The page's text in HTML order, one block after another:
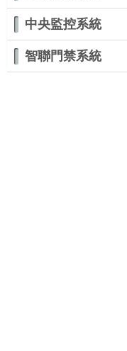
中央監控系統
智聯門禁系統